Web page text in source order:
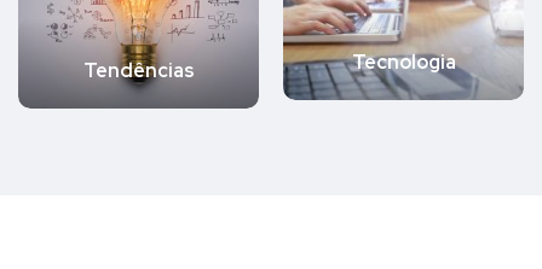
Tendências Tecnologia